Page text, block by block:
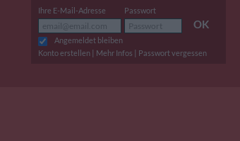
Ihre E-Mail-Adresse Passwort
OK
Angemeldet bleiben
Konto erstellen | Mehr Infos | Passwort vergessen